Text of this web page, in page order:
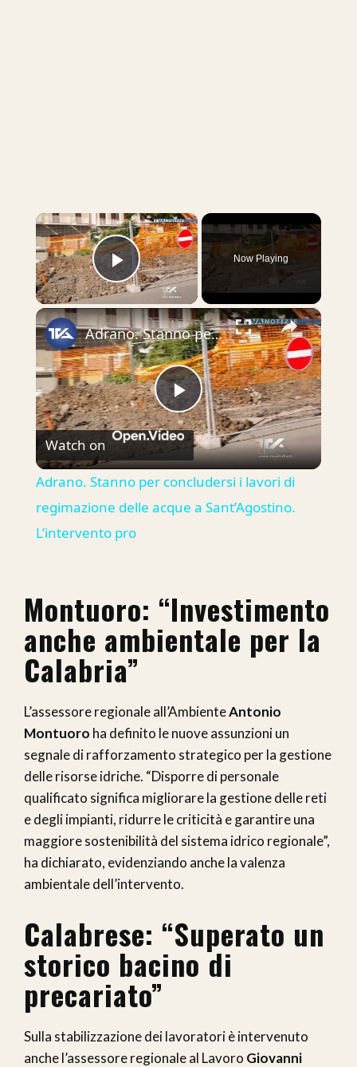
×
Play Video
Now Playing
×
Play
Video
Adrano. Stanno per concludersi i lavori di regimazione delle acque a Sant’Agostino. L’intervento pro
Watch on
Adrano. Stanno per concludersi i lavori di
regimazione delle acque a Sant’Agostino.
L’intervento pro
Montuoro: “Investimento
anche ambientale per la
Calabria”
L’assessore regionale all’AmbienteAntonio
Montuoro ha definito le nuove assunzioni un
segnale di rafforzamento strategico per la gestione
delle risorse idriche. “Disporre di personale
qualificato significa migliorare la gestione delle reti
e degli impianti, ridurre le criticità e garantire una
maggiore sostenibilità del sistema idrico regionale”,
ha dichiarato, evidenziando anche la valenza
ambientale dell’intervento.
Calabrese: “Superato un
storico bacino di
precariato”
Sulla stabilizzazione dei lavoratori è intervenuto
anche l’assessore regionale al Lavoro Giovanni